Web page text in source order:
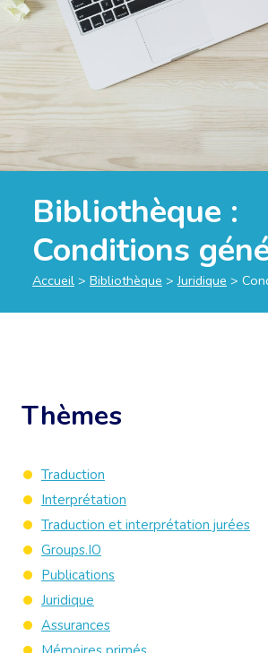
Bibliothèque :
Conditions
Accueil > Bibliothèque >Juridique >
Thèmes
Traduction
Interprétation
Traduction et interprétation jurées
Groups.IO
Publications
Juridique
Assurances